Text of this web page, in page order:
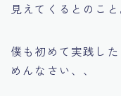
見えてくるとのこと
僕も初めて実践し
めんなさい、、